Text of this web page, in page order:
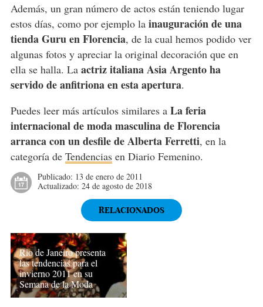
Además, un gran número de actos están teniendo lugar
estos días, como por ejemplo la inauguración de una
tienda Guru en Florencia, de la cual hemos podido ver
algunas fotos y apreciar la original decoración que en
ella se halla. La actriz italiana Asia Argento ha
servido de anfitriona en esta apertura.
Puedes leer más artículos similares a La feria
internacional de moda masculina de Florencia
arranca con un desfile de Alberta Ferretti, en la
categoría de Tendenciasen Diario Femenino.
Publicado: 13 de enero de 2011
Actualizado: 24 de agosto de 2018
RELACIONADOS
Rio de Janeiro presenta
las tendencias para el
invierno 2011 en su
Semana de la Moda